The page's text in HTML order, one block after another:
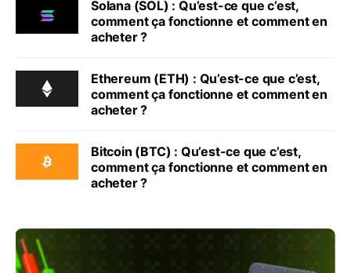
Solana (SOL) : Qu’est-ce que c’est,
comment ça fonctionne et comment en
acheter ?
Ethereum (ETH) : Qu’est-ce que c’est,
comment ça fonctionne et comment en
acheter ?
Bitcoin (BTC) : Qu’est-ce que c’est,
comment ça fonctionne et comment en
acheter ?